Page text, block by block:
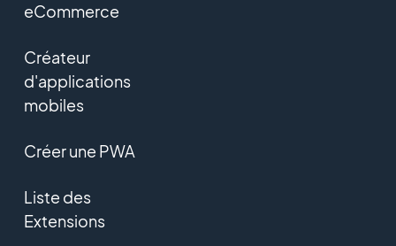
eCommerce
Créateur
d'applications
mobiles
Créer une PWA
Liste des
Extensions